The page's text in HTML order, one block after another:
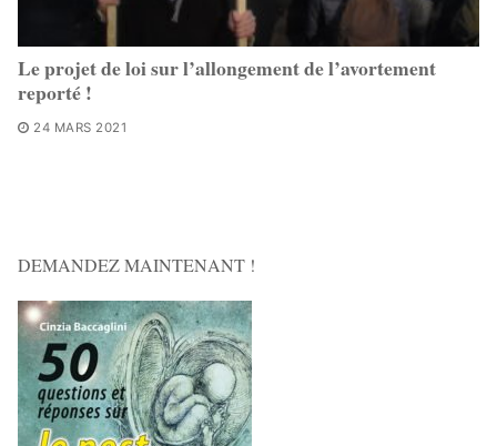
Le projet de loi sur l’allongement de l’avortement
reporté !
24 MARS 2021
DEMANDEZ MAINTENANT !